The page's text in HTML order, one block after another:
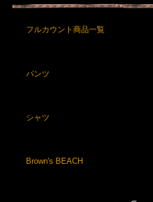
フルカウント商品一覧
パンツ
シャツ
Brown's BEACH